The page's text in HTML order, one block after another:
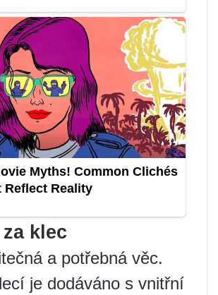
klec
a potřebná věc.
je dodáváno s vnitřní